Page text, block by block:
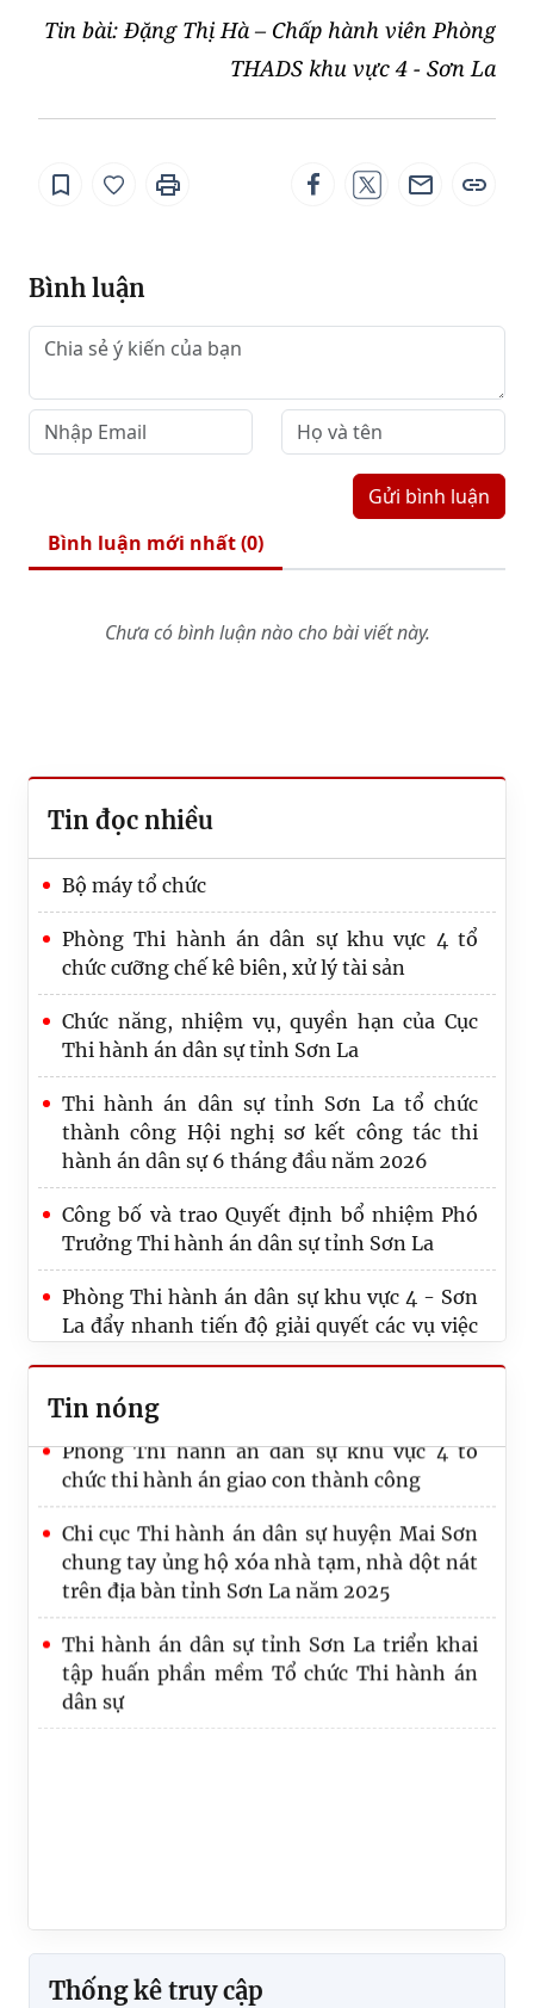
Tin bài: Đặng Thị Hà – Chấp hành viên Phòng
THADS khu vực 4 - Sơn La
Bình luận
Gửi bình luận
Bình luận mới nhất (0)
Chưa có bình luận nào cho bài viết này.
Tin đọc nhiều
Bộ máy tổ chức
Phòng Thi hành án dân sự khu vực 4 tổ
chức cưỡng chế kê biên, xử lý tài sản
Chức năng, nhiệm vụ, quyền hạn của Cục
Thi hành án dân sự tỉnh Sơn La
Thi hành án dân sự tỉnh Sơn La tổ chức
thành công Hội nghị sơ kết công tác thi
hành án dân sự 6 tháng đầu năm 2026
Công bố và trao Quyết định bổ nhiệm Phó
Trưởng Thi hành án dân sự tỉnh Sơn La
Phòng Thi hành án dân sự khu vực 4 - Sơn
La đẩy nhanh tiến độ giải quyết các vụ việc
thống THADS, kỷ niệm 81 năm Ngày
Truyền thống Ngành Tư pháp
Tin nóng
Thông báo Về việc gia hạn thời gian tổ chức
đấu giá tài sản của người phải thi hành án:
Ông Nguyễn Văn Khiêm
Phòng Thi hành án dân sự khu vực 4 tổ
Phòng Thi hành án dân sự khu vực 4 tổ
chức thi hành án giao con thành công
Chi cục Thi hành án dân sự huyện Mai Sơn
chung tay ủng hộ xóa nhà tạm, nhà dột nát
trên địa bàn tỉnh Sơn La năm 2025
Thi hành án dân sự tỉnh Sơn La triển khai
tập huấn phần mềm Tổ chức Thi hành án
dân sự
Thống kê truy cập